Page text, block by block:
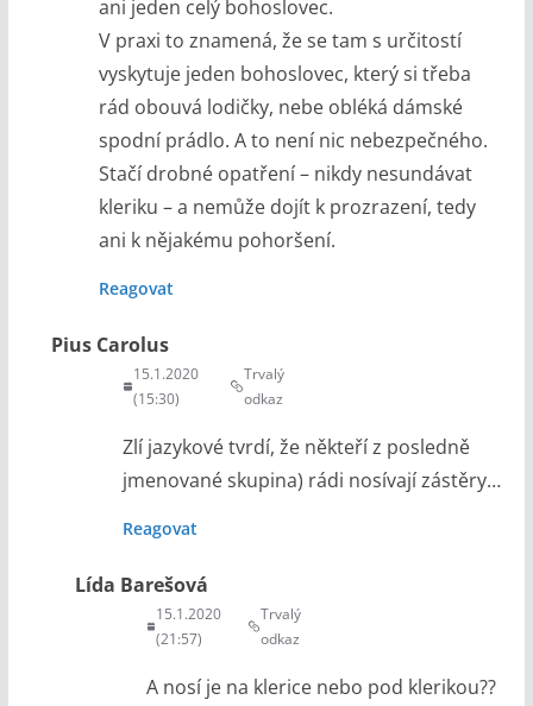
ani jeden celý bohoslovec.
V praxi to znamená, že se tam s určitostí
vyskytuje jeden bohoslovec, který si třeba
rád obouvá lodičky, nebe obléká dámské
spodní prádlo. A to není nic nebezpečného.
Stačí drobné opatření – nikdy nesundávat
kleriku – a nemůže dojít k prozrazení, tedy
ani k nějakému pohoršení.
Reagovat
Pius Carolus
15.1.2020
(15:30)
Trvalý
odkaz
Zlí jazykové tvrdí, že někteří z posledně
jmenované skupina) rádi nosívají zástěry…
Reagovat
Lída Barešová
15.1.2020
(21:57)
Trvalý
odkaz
A nosí je na klerice nebo pod klerikou??